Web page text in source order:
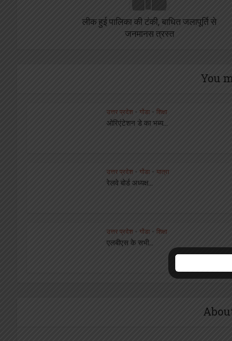
लीक हुई पालिका की टंकी, बाधित जलापूर्ति से
जनमानस त्रस्त
You
उत्तर प्रदेश • गोंडा • शिक्षा
ओरिएंटेशन डे का भब्य...
उत्तर प्रदेश • गोंडा • यात्रा
रेलवे बोर्ड अध्यक्ष...
उत्तर प्रदेश • गोंडा • शिक्षा
एलबीएस के सभी...